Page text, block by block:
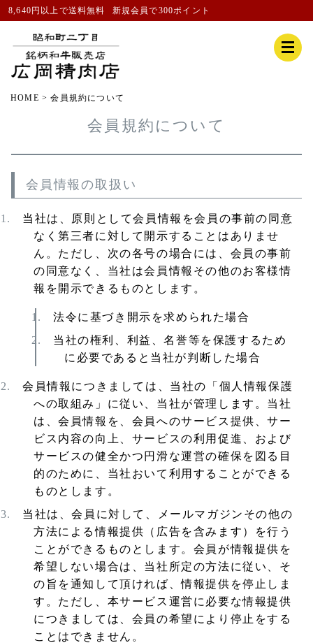
8,640円以上で送料無料 新規会員で300ポイント
HOME 会員規約について
会員規約について
会員情報の取扱い
当社は、原則として会員情報を会員の事前の同意
なく第三者に対して開示することはありませ
ん。ただし、次の各号の場合には、会員の事前
の同意なく、当社は会員情報その他のお客様情
報を開示できるものとします。
法令に基づき開示を求められた場合
当社の権利、利益、名誉等を保護するため
に必要であると当社が判断した場合
会員情報につきましては、当社の「個人情報保護
への取組み」に従い、当社が管理します。当社
は、会員情報を、会員へのサービス提供、サー
ビス内容の向上、サービスの利用促進、および
サービスの健全かつ円滑な運営の確保を図る目
的のために、当社おいて利用することができる
ものとします。
当社は、会員に対して、メールマガジンその他の
方法による情報提供（広告を含みます）を行う
ことができるものとします。会員が情報提供を
希望しない場合は、当社所定の方法に従い、そ
の旨を通知して頂ければ、情報提供を停止しま
す。ただし、本サービス運営に必要な情報提供
につきましては、会員の希望により停止をする
ことはできません。